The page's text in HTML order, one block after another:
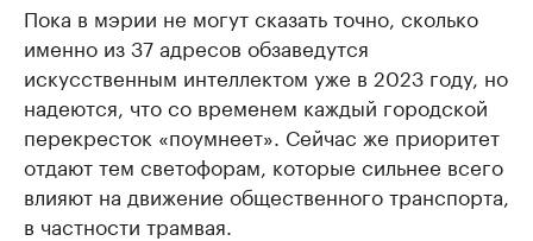
Пока в мэрии не могут сказать точно, сколько
именно из 37 адресов обзаведутся
искусственным интеллектом уже в 2023 году, но
надеются, что со временем каждый городской
перекресток «поумнеет». Сейчас же приоритет
отдают тем светофорам, которые сильнее всего
влияют на движение общественного транспорта,
в частности трамвая.